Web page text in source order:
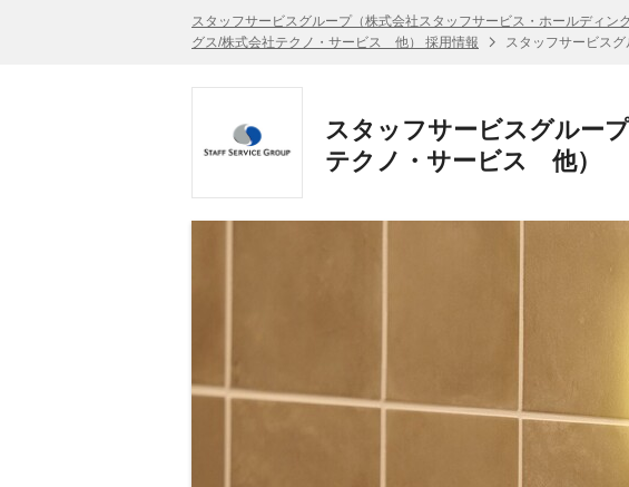
スタッフサービスグループ（株式会社スタッフサービス・ホールディ
グス/株式会社テクノ・サービス 他） 採用情報
スタッフサービス
スタッフサービスグルー
テクノ・サービス 他）